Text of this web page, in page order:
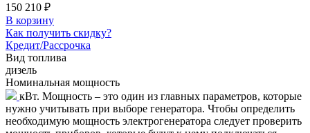
150 210 ₽
В корзину
Как получить скидку?
Кредит/Рассрочка
Вид топлива
дизель
Номинальная мощность
кВт. Мощность – это один из главных параметров, которые
нужно учитывать при выборе генератора. Чтобы определить
необходимую мощность электрогенератора следует проверить